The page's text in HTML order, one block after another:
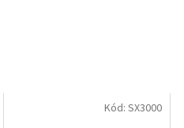
Kód: SX3000